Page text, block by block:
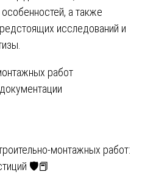
а также
исследований и
работ
монтажных работ:
🛡️📕